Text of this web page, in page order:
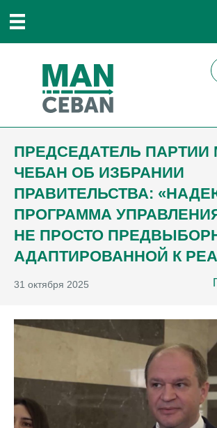
ПРЕДСЕДАТЕЛЬ ПАРТИИ
ЧЕБАН ОБ ИЗБРАНИИ
ПРАВИТЕЛЬСТВА:
ПРОГРАММА
НЕ ПРОСТО
АДАПТИРОВАННОЙ К
31 октября 2025